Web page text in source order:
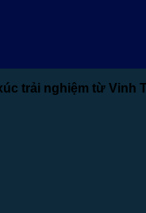
trải nghiệm từ Vinh